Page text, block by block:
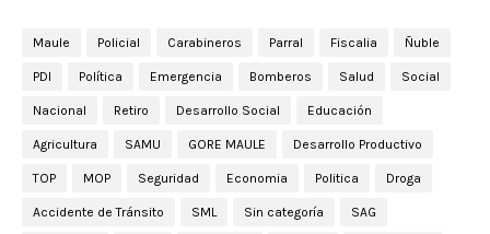
Maule Policial Carabineros Parral Fiscalia Ñuble
PDI Política Emergencia Bomberos Salud Social
Nacional Retiro Desarrollo Social Educación
Agricultura SAMU GORE MAULE Desarrollo Productivo
TOP MOP Seguridad Economia Politica Droga
Accidente de Tránsito SML Sin categoría SAG